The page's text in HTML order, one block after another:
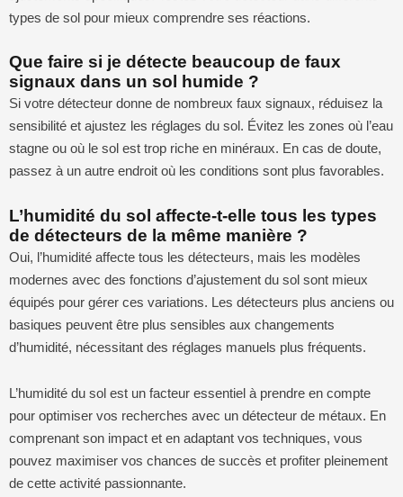
types de sol pour mieux comprendre ses réactions.
Que faire si je détecte beaucoup de faux
signaux dans un sol humide ?
Si votre détecteur donne de nombreux faux signaux, réduisez la
sensibilité et ajustez les réglages du sol. Évitez les zones où l’eau
stagne ou où le sol est trop riche en minéraux. En cas de doute,
passez à un autre endroit où les conditions sont plus favorables.
L’humidité du sol affecte-t-elle tous les types
de détecteurs de la même manière ?
Oui, l’humidité affecte tous les détecteurs, mais les modèles
modernes avec des fonctions d’ajustement du sol sont mieux
équipés pour gérer ces variations. Les détecteurs plus anciens ou
basiques peuvent être plus sensibles aux changements
d’humidité, nécessitant des réglages manuels plus fréquents.
L’humidité du sol est un facteur essentiel à prendre en compte
pour optimiser vos recherches avec un détecteur de métaux. En
comprenant son impact et en adaptant vos techniques, vous
pouvez maximiser vos chances de succès et profiter pleinement
de cette activité passionnante.